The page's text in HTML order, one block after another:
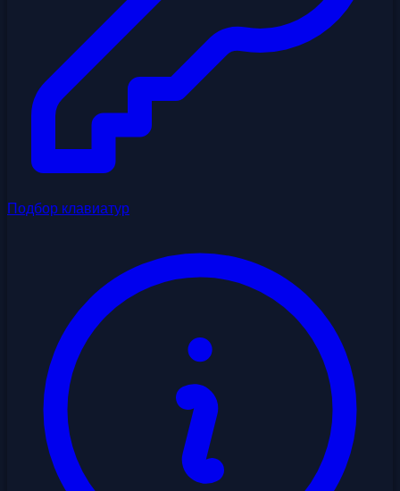
Подбор клавиатур